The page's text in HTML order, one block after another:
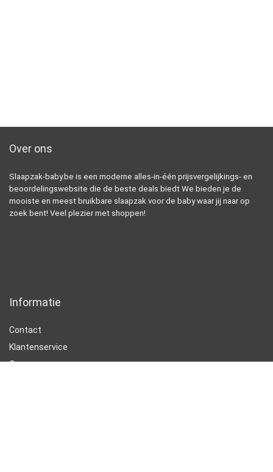
Over ons
Slaapzak-baby.be is een moderne alles-in-één prijsvergelijkings- en
beoordelingswebsite die de beste deals biedt We bieden je de
mooiste en meest bruikbare slaapzak voor de baby waar jij naar op
zoek bent! Veel plezier met shoppen!
Informatie
Contact
Klantenservice
Over ons